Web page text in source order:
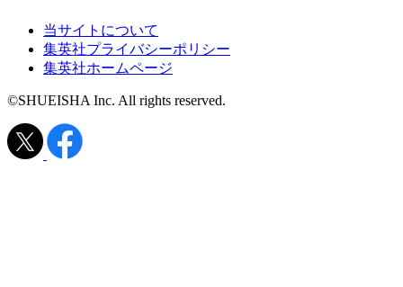
当サイトについて
集英社プライバシーポリシー
集英社ホームページ
©SHUEISHA Inc. All rights reserved.